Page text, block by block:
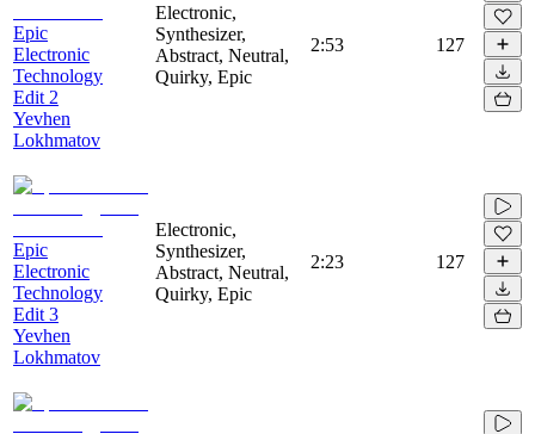
Epic
Electronic
Technology
Edit 2
Yevhen
Lokhmatov
Electronic,
Synthesizer,
Abstract, Neutral,
Quirky, Epic
2:53 127
Epic
Electronic
Technology
Edit 3
Yevhen
Lokhmatov
Electronic,
Synthesizer,
Abstract, Neutral,
Quirky, Epic
2:23 127